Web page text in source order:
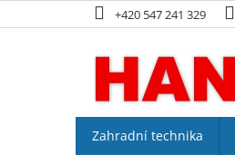
na
+420 547 241 329
Zahradní technika